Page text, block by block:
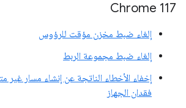
‫Chrome 117
إلغاء ضبط مخزن مؤقت للرؤوس
إلغاء ضبط مجموعة الربط
إخفاء الأخطاء الناتجة عن إنشاء مسار غير
فقدان الجهاز